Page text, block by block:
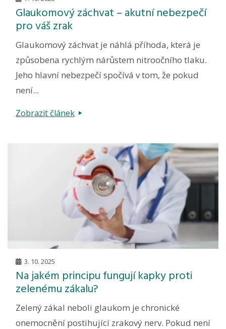
Glaukomový záchvat – akutní nebezpečí
pro váš zrak
Glaukomový záchvat je náhlá příhoda, která je
způsobena rychlým nárůstem nitroočního tlaku.
Jeho hlavní nebezpečí spočívá v tom, že pokud
není...
Zobrazit článek
3. 10. 2025
Na jakém principu fungují kapky proti
zelenému zákalu?
Zelený zákal neboli glaukom je chronické
onemocnění postihující zrakový nerv. Pokud není